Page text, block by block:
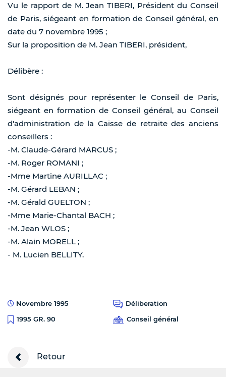
Vu le rapport de M. Jean TIBERI, Président du Conseil
de Paris, siégeant en formation de Conseil général, en
date du 7 novembre 1995 ;
Sur la proposition de M. Jean TIBERI, président,
Délibère :
Sont désignés pour représenter le Conseil de Paris,
siégeant en formation de Conseil général, au Conseil
d'administration de la Caisse de retraite des anciens
conseillers :
-M. Claude-Gérard MARCUS ;
-M. Roger ROMANI ;
-Mme Martine AURILLAC ;
-M. Gérard LEBAN ;
-M. Gérald GUELTON ;
-Mme Marie-Chantal BACH ;
-M. Jean WLOS ;
-M. Alain MORELL ;
- M. Lucien BELLITY.
Novembre 1995
Déliberation
1995 GR. 90
Conseil général
Retour